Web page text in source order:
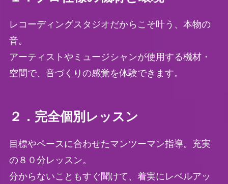
レコーディングスタジオだからこそ叶う、本物の
音。
アーティストやミュージシャンが使用する機材・
空間で、音づくりの感覚を体験できます。
２．完全個別レッスン
目標やペースに合わせたマンツーマン指導。充実
の８０分レッスン。
分からないこともすぐ聞けて、着実にレベルアッ